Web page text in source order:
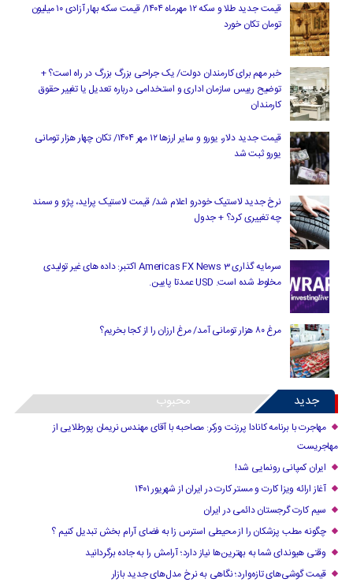
قیمت جدید طلا و سکه ۱۲ مهرماه ۱۴۰۴/ قیمت سکه بهار آزادی ۱۰ میلیون
تومان تکان خورد
خبر مهم برای کارمندان دولت/ یک جراحی بزرگ بزرگ در راه است؟ +
توضیح رییس سازمان اداری و استخدامی درباره تعدیل یا تغییر حقوق
کارمندان
قیمت جدید دلار، یورو و سایر ارزها ۱۲ مهر ۱۴۰۴/ تکان چهار هزار تومانی
یورو ثبت شد
نرخ جدید لاستیک خودرو اعلام شد/ قیمت لاستیک پراید، پژو و سمند
چه تغییری کرد؟ + جدول
سرمایه گذاری Americas FX News 3 اکتبر: داده های غیر تولیدی
مخلوط شده است. USD عمدتا پایین.
مرغ ۸۰ هزار تومانی آمد/ مرغ ارزان را از کجا بخریم؟
جدید محبوب
مهاجرت با برنامه کانادا پرزنت ورکر: مصاحبه با آقای مهندس نریمان پورطلایی از
مهاجریست
ایران کمپانی رونمایی شد!
آغاز ارائه ویزا کارت و مستر کارت در ایران از شهریور ۱۴۰۱
سیم کارت گرجستان دائمی در ایران
چگونه مطب پزشکان را از محیطی استرس زا به فضای آرام بخش تبدیل کنیم ؟
وقتی هیوندای شما به بهترین‌ها نیاز دارد؛ آرامش را به جاده برگردانید
قیمت گوشی‌های تازه‌وارد؛ نگاهی به نرخ مدل‌های جدید بازار